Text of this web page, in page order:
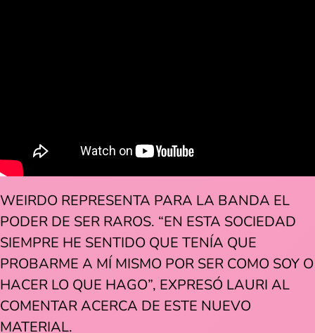
WEIRDO REPRESENTA PARA LA BANDA EL
PODER DE SER RAROS. “EN ESTA SOCIEDAD
SIEMPRE HE SENTIDO QUE TENÍA QUE
PROBARME A MÍ MISMO POR SER COMO SOY O
HACER LO QUE HAGO”, EXPRESÓ LAURI AL
COMENTAR ACERCA DE ESTE NUEVO
MATERIAL.